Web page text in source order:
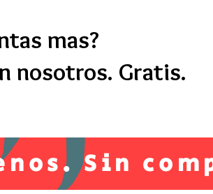
mas?
nosotros. Gratis.
Sin